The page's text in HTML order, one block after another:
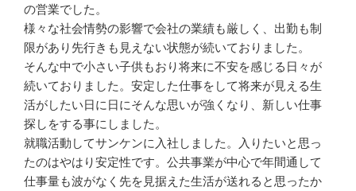
の営業でした。
様々な社会情勢の影響で会社の業績も厳しく、出勤も制
限があり先行きも見えない状態が続いておりました。
そんな中で小さい子供もおり将来に不安を感じる日々が
続いておりました。安定した仕事をして将来が見える生
活がしたい日に日にそんな思いが強くなり、新しい仕事
探しをする事にしました。
就職活動してサンケンに入社しました。入りたいと思っ
たのはやはり安定性です。公共事業が中心で年間通して
仕事量も波がなく先を見据えた生活が送れると思ったか